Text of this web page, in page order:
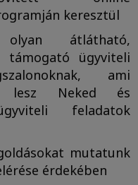
keresztül
átlátható,
támogató ügyviteli
ami
lesz Neked és
feladatok
mutatunk
érdekében